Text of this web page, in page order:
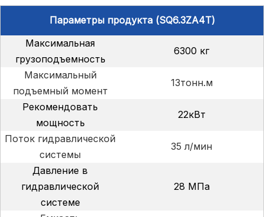
Параметры продукта (SQ6.3ZA4T)
Максимальная
грузоподъемность
6300 кг
Максимальный
подъемный момент
13тонн.м
Рекомендовать
мощность
22кВт
Поток гидравлической
системы
35 л/мин
Давление в
гидравлической
системе
28 МПа